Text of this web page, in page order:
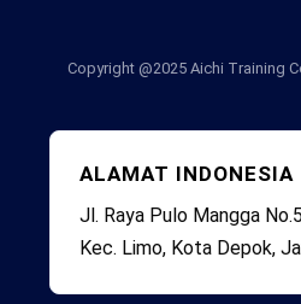
Copyright @2025 Aichi Training
ALAMAT INDONESIA
Jl. Raya Pulo Mangga
Kec. Limo, Kota Depok,